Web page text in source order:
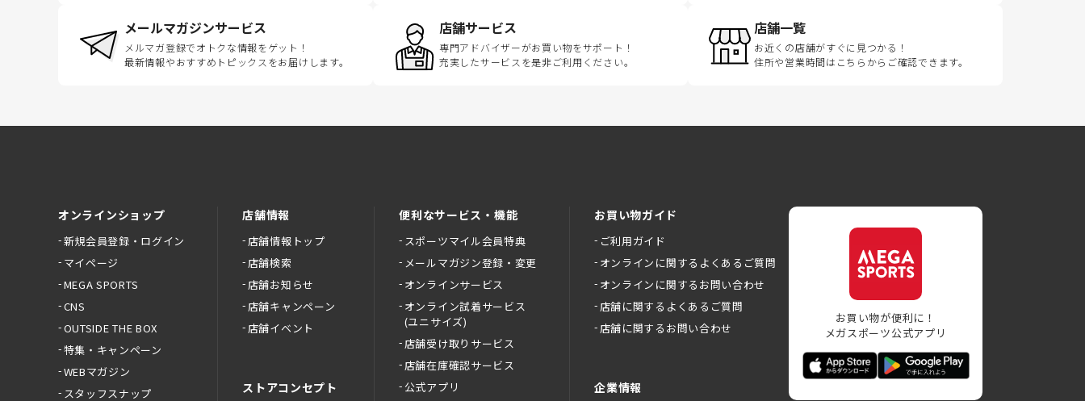
メールマガジンサービス
メルマガ登録でオトクな情報をゲット！
最新情報やおすすめトピックスをお届けします。
店舗サービス
専門アドバイザーがお買い物をサポート！
充実したサービスを是非ご利用ください。
店舗一覧
お近くの店舗がすぐに見つかる！
住所や営業時間はこちらからご確認できます。
オンラインショップ
新規会員登録・ログイン
マイページ
MEGA SPORTS
CNS
OUTSIDE THE BOX
特集・キャンペーン
WEBマガジン
スタッフスナップ
店舗情報
店舗情報トップ
店舗検索
店舗お知らせ
店舗キャンペーン
店舗イベント
ストアコンセプト
便利なサービス・機能
スポーツマイル会員特典
メールマガジン登録・変更
オンラインサービス
オンライン試着サービス
(ユニサイズ)
店舗受け取りサービス
店舗在庫確認サービス
公式アプリ
お買い物ガイド
ご利用ガイド
オンラインに関するよくあるご質問
オンラインに関するお問い合わせ
店舗に関するよくあるご質問
店舗に関するお問い合わせ
企業情報
お買い物が便利に！
メガスポーツ公式アプリ